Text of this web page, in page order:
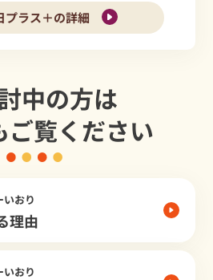
プラス＋の詳細
中の方は
ご覧ください
いおり
理由
いおり